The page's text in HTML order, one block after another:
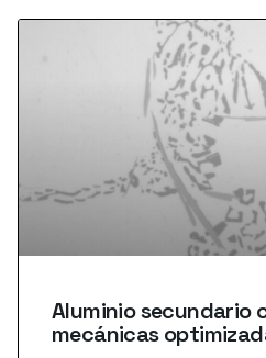
Aluminio secundario
mecánicas